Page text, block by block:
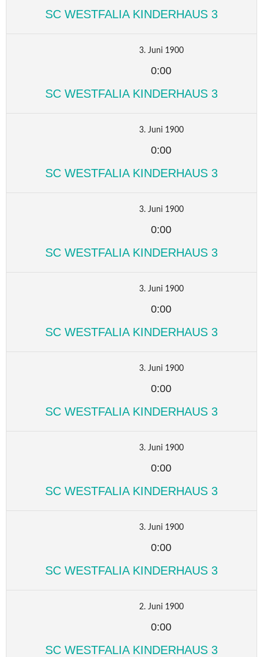
SC WESTFALIA KINDERHAUS 3
3. Juni 1900
0:00
SC WESTFALIA KINDERHAUS 3
3. Juni 1900
0:00
SC WESTFALIA KINDERHAUS 3
3. Juni 1900
0:00
SC WESTFALIA KINDERHAUS 3
3. Juni 1900
0:00
SC WESTFALIA KINDERHAUS 3
3. Juni 1900
0:00
SC WESTFALIA KINDERHAUS 3
3. Juni 1900
0:00
SC WESTFALIA KINDERHAUS 3
3. Juni 1900
0:00
SC WESTFALIA KINDERHAUS 3
2. Juni 1900
0:00
SC WESTFALIA KINDERHAUS 3